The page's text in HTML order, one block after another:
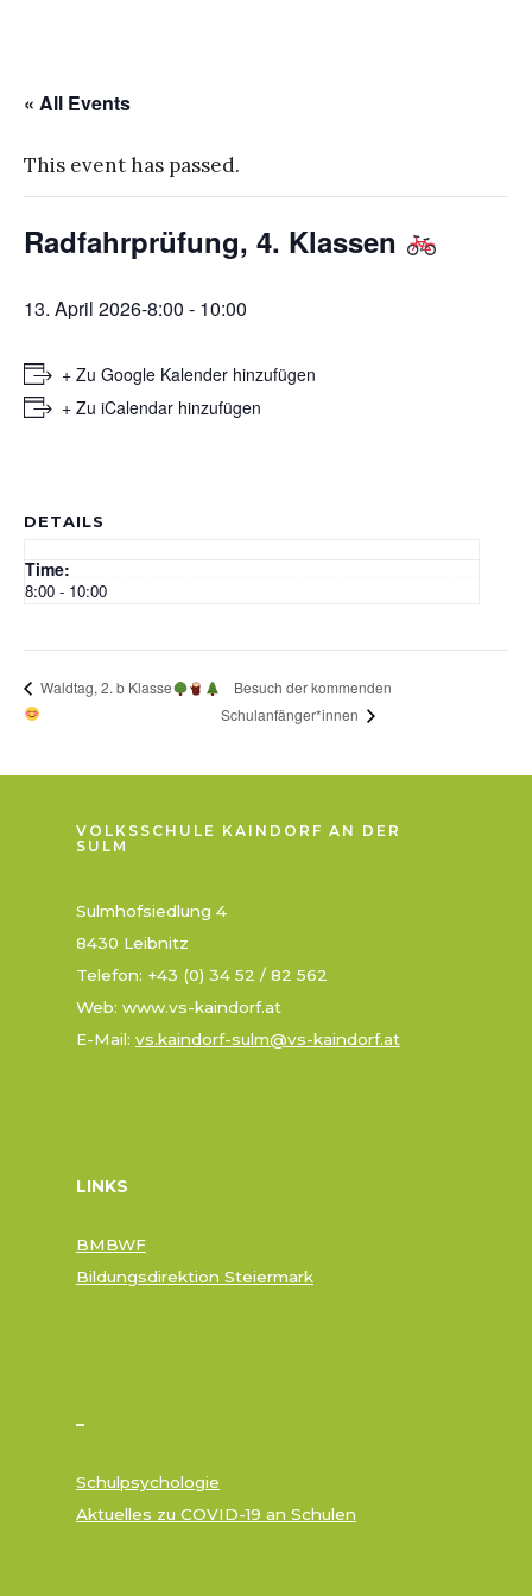
« All Events
This event has passed.
Radfahrprüfung, 4. Klassen
13. April 2026-8:00 - 10:00
+ Zu Google Kalender hinzufügen
+ Zu iCalendar hinzufügen
DETAILS
Time:
8:00 - 10:00
Waldtag, 2. b Klasse
Besuch der kommenden
Schulanfänger*innen
VOLKSSCHULE KAINDORF AN DER
SULM
Sulmhofsiedlung 4
8430 Leibnitz
Telefon: +43 (0) 34 52 / 82 562
Web: www.vs-kaindorf.at
E-Mail: vs.kaindorf-sulm@vs-kaindorf.at
LINKS
BMBWF
Bildungsdirektion Steiermark
–
Schulpsychologie
Aktuelles zu COVID-19 an Schulen